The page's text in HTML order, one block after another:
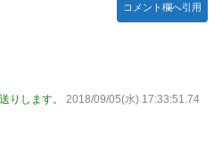
コメント欄へ引用
りします。
2018/09/05(水) 17:33:51.74